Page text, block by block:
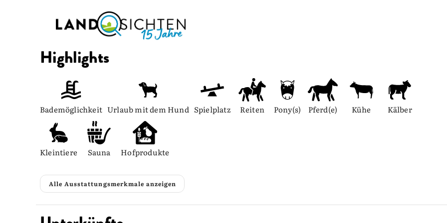
Highlights
Bademöglichkeit Urlaub mit dem Hund Spielplatz Reiten Pony(s) Pferd(e) Kühe Kälber
Kleintiere Sauna Hofprodukte
Alle Ausstattungsmerkmale anzeigen